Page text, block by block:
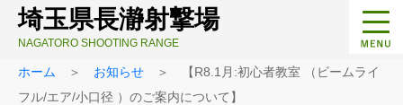
埼玉県長瀞射撃場
NAGATORO SHOOTING RANGE
ホーム ＞ お知らせ ＞ 【R8.1月:初心者教室 （ビームライ
フル/エア/小口径 ）のご案内について】